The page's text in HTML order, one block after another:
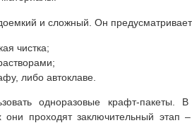
и сложный. Он
чистка;
либо автоклаве.
одноразовые крафт-пакеты.
проходят заключительный этап